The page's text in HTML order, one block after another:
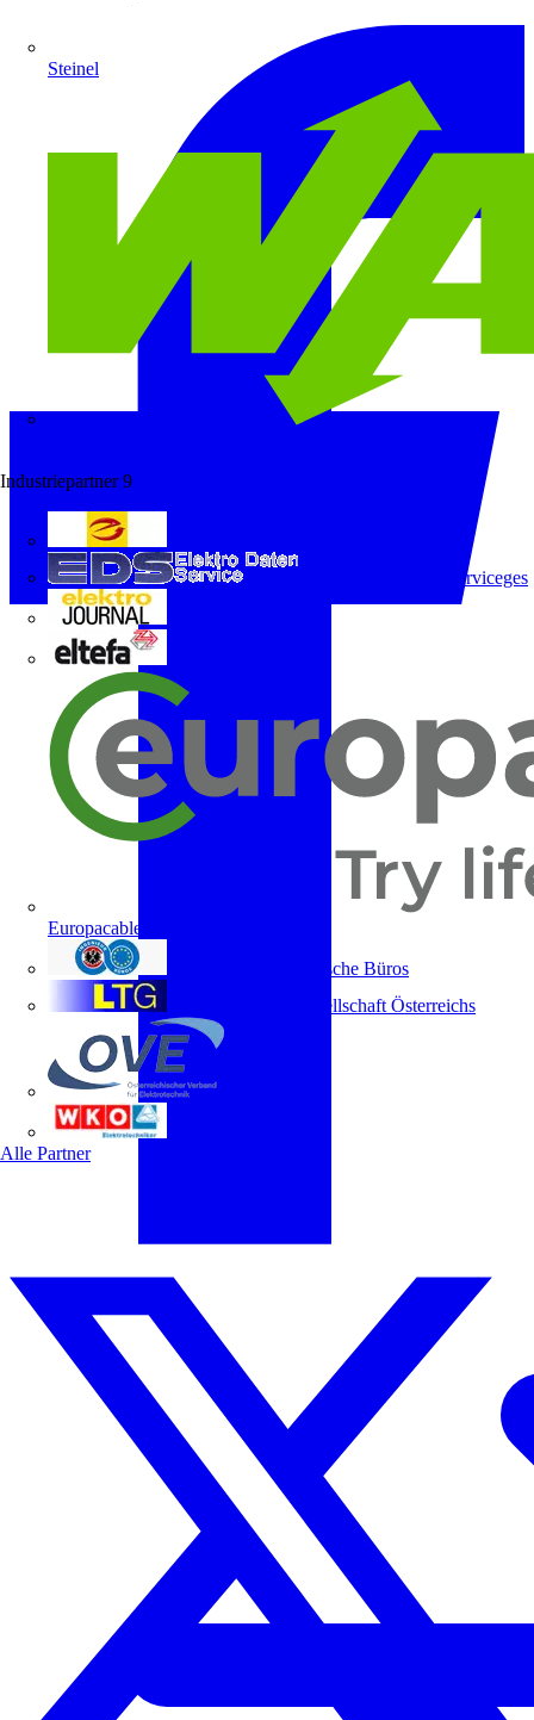
Steinel
Industriepartner 9
ELEKTRO Daten Serviceges
Europacable
Fachverband Technische Büros
Lichttechnische Gesellschaft Österreichs
Alle Partner